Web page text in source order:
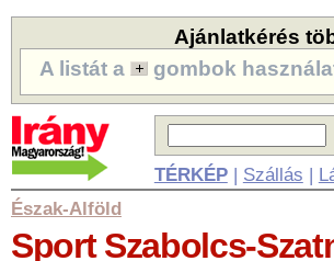
Ajánlatkérés
A listát a
gombok
TÉRKÉP| Szállás |
Észak-Alföld
SportSzabolcs-